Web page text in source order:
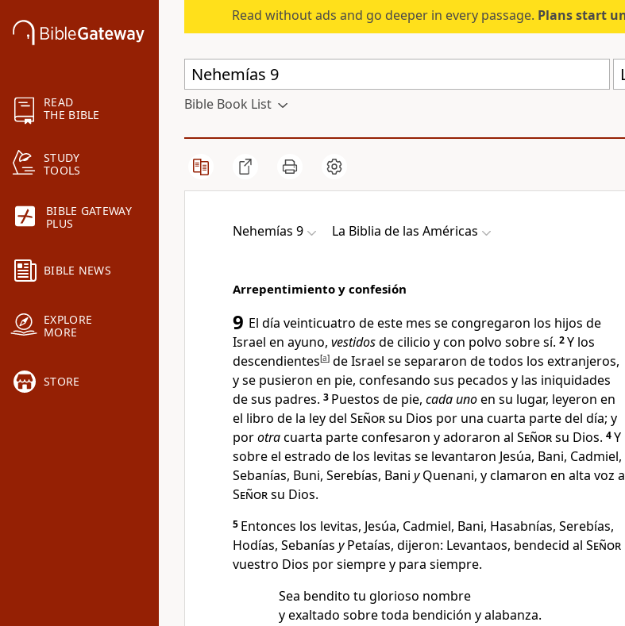
READ
THE BIBLE
STUDY
TOOLS
BIBLE GATEWAY
PLUS
BIBLE NEWS
EXPLORE
MORE
STORE
Read without ads and go deeper in every passage. Plans start
Bible Book List
Nehemías 9 La Biblia de las Américas
Arrepentimiento y confesión
9 El día veinticuatro de este mes se congregaron los hijos de
Israel en ayuno, vestidosde cilicio y con polvo sobre sí. 2Y los
descendientes[a] de Israel se separaron de todos los extranjeros,
y se pusieron en pie, confesando sus pecados y las iniquidades
de sus padres. 3 Puestos de pie, cada unoen su lugar, leyeron en
el libro de la ley del Señorsu Dios por una cuarta parte del día; y
porotracuarta parte confesaron y adoraron al Señorsu Dios. 4Y
sobre el estrado de los levitas se levantaron Jesúa, Bani, Cadmiel,
Sebanías, Buni, Serebías, Bani yQuenani, y clamaron en alta voz
Señorsu Dios.
5 Entonces los levitas, Jesúa, Cadmiel, Bani, Hasabnías, Serebías,
Hodías, Sebanías yPetaías, dijeron: Levantaos, bendecid al Señor
vuestro Dios por siempre y para siempre.
Sea bendito tu glorioso nombre
y exaltado sobre toda bendición y alabanza.